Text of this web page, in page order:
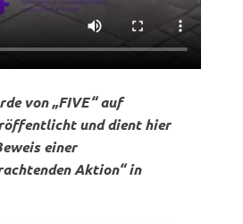
von „FIVE“ auf
und dient hier
einer
Aktion“ in